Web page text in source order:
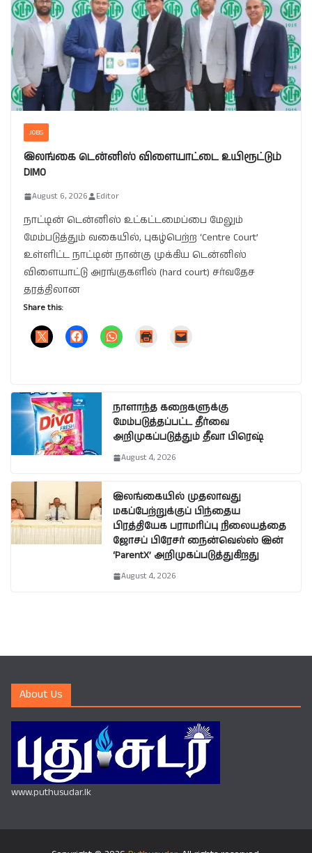
JOBS
இலங்கை டென்னிஸ் விளையாட்டை உயிரூட்டும்
DIMO
August 6, 2026 Editor
நாட்டின் டென்னிஸ் உட்கட்டமைப்பை மேலும்
மேம்படுத்தும் வகையில், புகழ்பெற்ற ‘Centre Court’
உள்ளிட்ட நாட்டின் நான்கு முக்கிய டென்னிஸ்
விளையாட்டு அரங்குகளில் (hard court) சர்வதேச
தரத்திலான
Share this:
நாளாந்த கறைகளுக்கு
மேம்படுத்தப்பட்ட தீர்வை
அறிமுகப்படுத்தும் தீவா பிரெஷ்
August 4, 2026
இலங்கையில் முதலாவது
மகப்பேற்றுக்குப் பிந்தைய
பிரத்தியேக பராமரிப்பு நிலையத்தை
ஜோசப் பிரேசர் நைன்வெல்ஸ் இன்
‘ParentX’ அறிமுகப்படுத்துகிறது
August 4, 2026
About Us
www.puthusudar.lk